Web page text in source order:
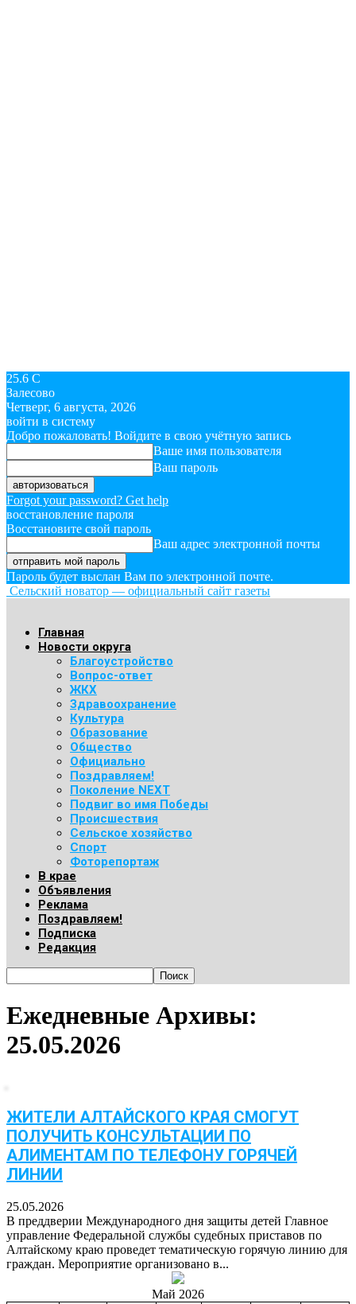
25.6 C
Залесово
Четверг, 6 августа, 2026
войти в систему
Добро пожаловать! Войдите в свою учётную запись
Ваше имя пользователя
Ваш пароль
Forgot your password? Get help
восстановление пароля
Восстановите свой пароль
Ваш адрес электронной почты
Пароль будет выслан Вам по электронной почте.
Сельский новатор — официальный сайт газеты
Главная
Новости округа
Благоустройство
Вопрос-ответ
ЖКХ
Здравоохранение
Культура
Образование
Общество
Официально
Поздравляем!
Поколение NEXT
Подвиг во имя Победы
Происшествия
Сельское хозяйство
Спорт
Фоторепортаж
В крае
Объявления
Реклама
Поздравляем!
Подписка
Редакция
Ежедневные Архивы:
25.05.2026
ЖИТЕЛИ АЛТАЙСКОГО КРАЯ СМОГУТ
ПОЛУЧИТЬ КОНСУЛЬТАЦИИ ПО
АЛИМЕНТАМ ПО ТЕЛЕФОНУ ГОРЯЧЕЙ
ЛИНИИ
25.05.2026
В преддверии Международного дня защиты детей Главное
управление Федеральной службы судебных приставов по
Алтайскому краю проведет тематическую горячую линию для
граждан. Мероприятие организовано в...
Май 2026